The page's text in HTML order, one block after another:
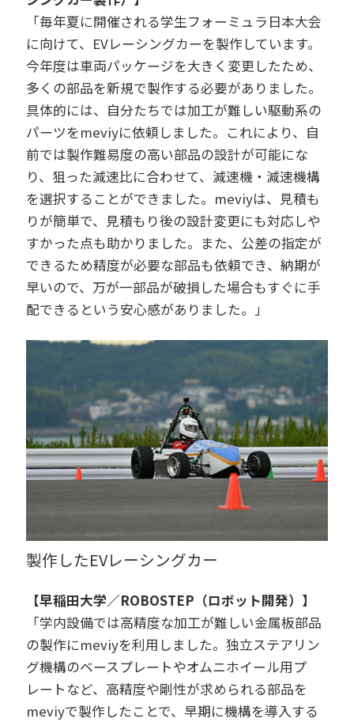
「毎年夏に開催される学生フォーミュラ日本大会
に向けて、EVレーシングカーを製作しています。
今年度は車両パッケージを大きく変更したため、
多くの部品を新規で製作する必要がありました。
具体的には、自分たちでは加工が難しい駆動系の
パーツをmeviyに依頼しました。これにより、自
前では製作難易度の高い部品の設計が可能にな
り、狙った減速比に合わせて、減速機・減速機構
を選択することができました。meviyは、見積も
りが簡単で、見積もり後の設計変更にも対応しや
すかった点も助かりました。また、公差の指定が
できるため精度が必要な部品も依頼でき、納期が
早いので、万が一部品が破損した場合もすぐに手
配できるという安心感がありました。」
製作したEVレーシングカー
【早稲田大学／ROBOSTEP（ロボット開発）】
「学内設備では高精度な加工が難しい金属板部品
の製作にmeviyを利用しました。独立ステアリン
グ機構のベースプレートやオムニホイール用プ
レートなど、高精度や剛性が求められる部品を
meviyで製作したことで、早期に機構を導入する